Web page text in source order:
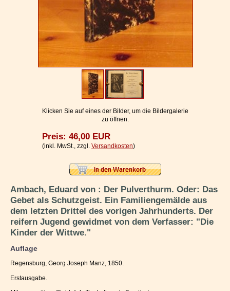
Widerrufsbelehrung
Geschäftsbedingungen
Datenschutzerklärung
Ihr WarenkorbKlicken Sie auf eines der Bilder, um die Bildergalerie
zu öffnen.
Preis: 46,00 EUR
(inkl. MwSt., zzgl. Versandkosten)
Ambach, Eduard von : Der Pulverthurm. Oder: Das
Gebet als Schutzgeist. Ein Familiengemälde aus
dem letzten Drittel des vorigen Jahrhunderts. Der
reifern Jugend gewidmet von dem Verfasser: "Die
Kinder der Wittwe."
Auflage
Regensburg, Georg Joseph Manz, 1850.
Erstausgabe.